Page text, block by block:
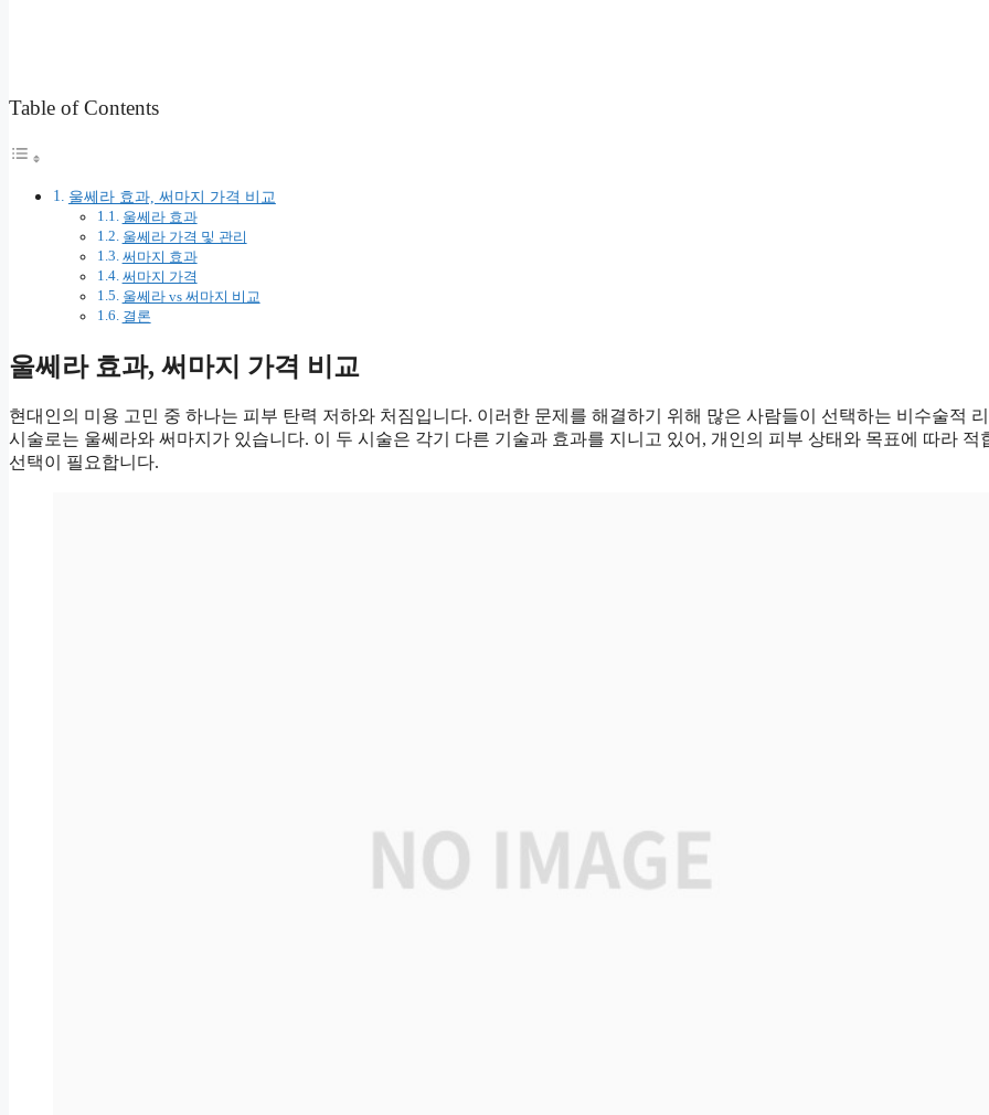
Table of Contents
울쎄라 효과, 써마지 가격 비교
울쎄라 효과
울쎄라 가격 및 관리
써마지 효과
써마지 가격
울쎄라 vs 써마지 비교
결론
울쎄라 효과, 써마지 가격 비교
현대인의 미용 고민 중 하나는 피부 탄력 저하와 처짐입니다. 이러한 문제를 해결하기 위해 많은 사람들이 선택하는 비수술적
시술로는 울쎄라와 써마지가 있습니다. 이 두 시술은 각기 다른 기술과 효과를 지니고 있어, 개인의 피부 상태와 목표에 따라 적
선택이 필요합니다.